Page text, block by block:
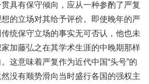
具有保守倾向，应从一种参酌了严复
的立场对其给予评价。即使晚年的严
统保守立场的事实无可否认，他也未
加藤弘之在其学术生涯的中晚期那样
这意味着严复作为近代中国“头号”的
没有顺势滑向当时盛行各国的强权主